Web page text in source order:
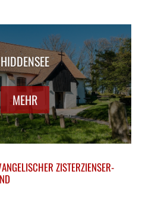
HIDDENSEE
MEHR
ZISTERZIENSER-